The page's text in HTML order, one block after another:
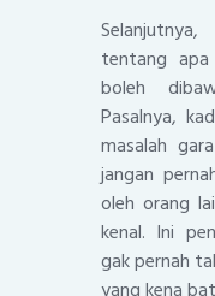
tentang
boleh
Pasalnya,
masalah
jangan
oleh orang
kenal. Ini
gak pernah